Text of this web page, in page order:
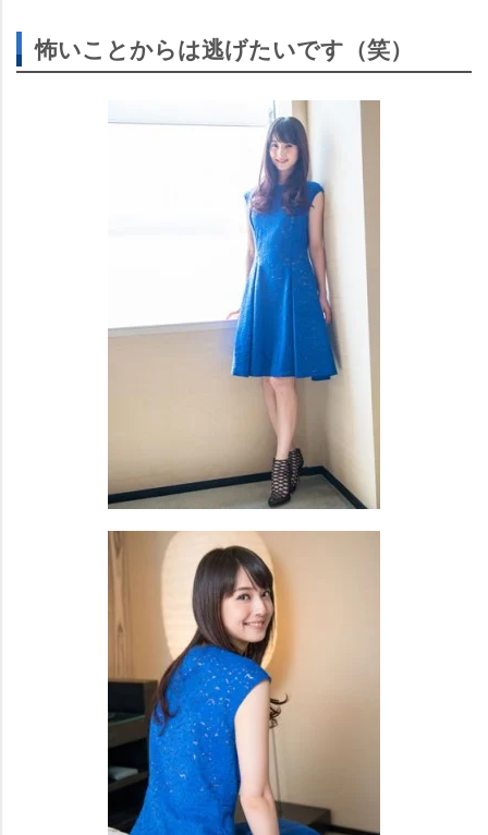
怖いことからは逃げたいです（笑）